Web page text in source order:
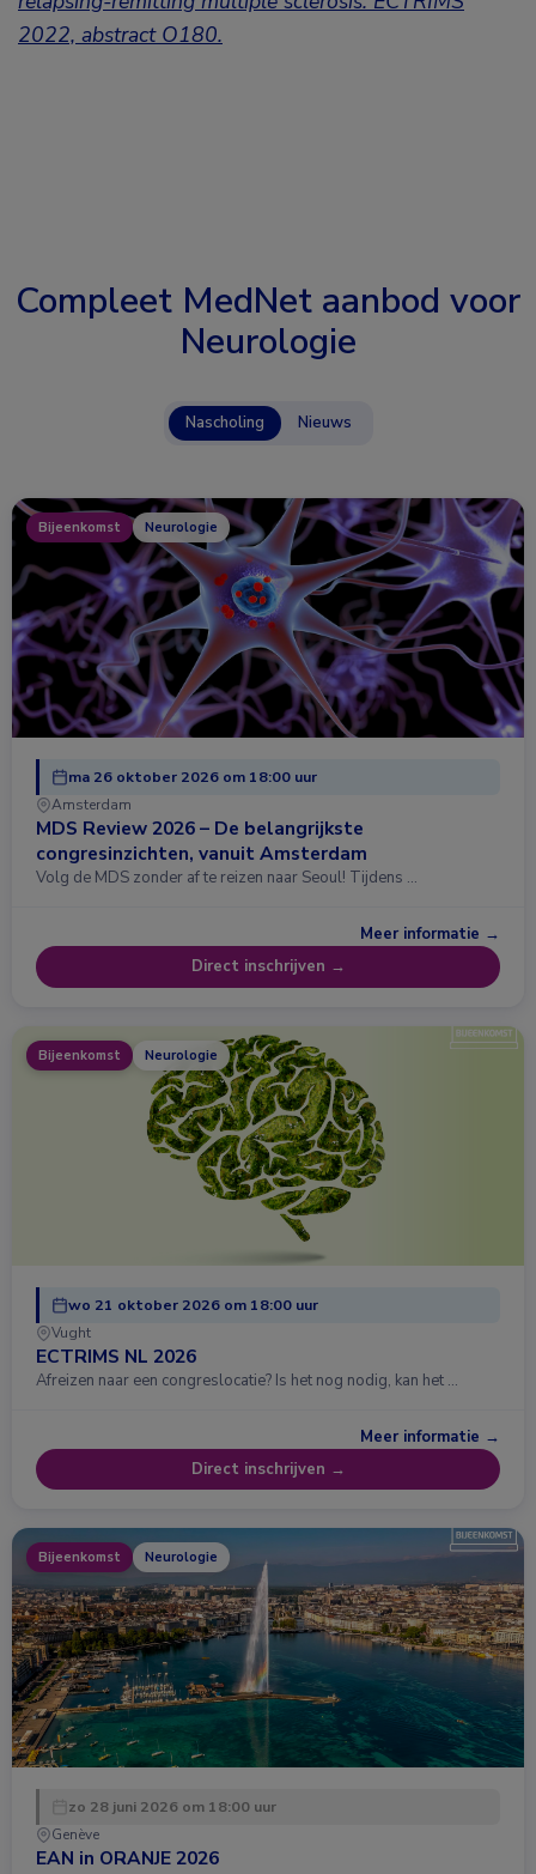
2022, abstract O180.
Compleet MedNet aanbod voor
Neurologie
Nascholing Nieuws
Bijeenkomst Neurologie
ma 26 oktober 2026 om 18:00 uur
Amsterdam
MDS Review 2026 – De belangrijkste
congresinzichten, vanuit Amsterdam
Volg de MDS zonder af te reizen naar Seoul! Tijdens …
Meer informatie →
Direct inschrijven →
Bijeenkomst Neurologie
wo 21 oktober 2026 om 18:00 uur
Vught
ECTRIMS NL 2026
Afreizen naar een congreslocatie? Is het nog nodig, kan het …
Meer informatie →
Direct inschrijven →
Bijeenkomst Neurologie
zo 28 juni 2026 om 18:00 uur
Genève
EAN in ORANJE 2026